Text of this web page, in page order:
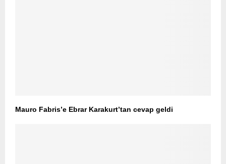
Mauro Fabris’e Ebrar Karakurt’tan cevap geldi